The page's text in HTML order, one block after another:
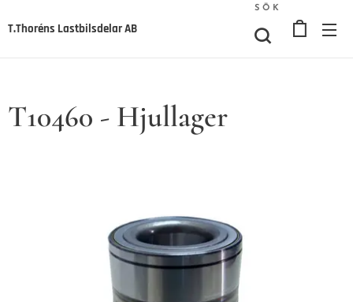
T.Thoréns Lastbilsdelar AB
SÖK
T10460 - Hjullager